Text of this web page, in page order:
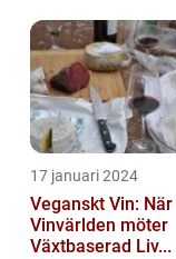
17 januari 2024
Veganskt Vin: När
Vinvärlden möter
Växtbaserad Liv...